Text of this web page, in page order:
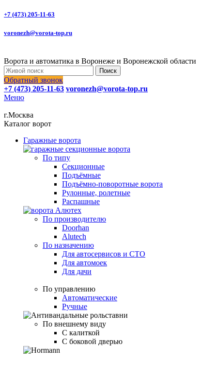
+7 (473) 205-11-63
voronezh@vorota-top.ru
Ворота и автоматика в Воронеже и Воронежской области
Поиск
Обратный звонок
+7 (473) 205-11-63 voronezh@vorota-top.ru
Меню
г.Москва
Каталог ворот
Гаражные ворота
По типу
Секционные
Подъёмные
Подъёмно-поворотные ворота
Рулонные, ролетные
Распашные
По производителю
Doorhan
Alutech
По назначению
Для автосервисов и СТО
Для автомоек
Для дачи
По управлению
Автоматические
Ручные
По внешнему виду
С калиткой
С боковой дверью